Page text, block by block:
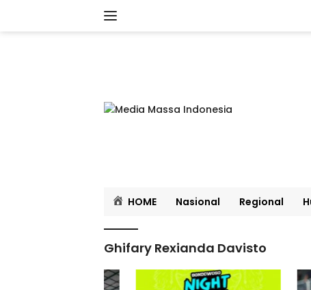
HOME Nasional Regional
Ghifary Rexianda Davisto